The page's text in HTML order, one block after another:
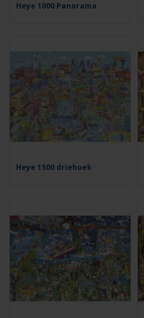
Heye 1000 Panorama
Heye 1500 driehoek